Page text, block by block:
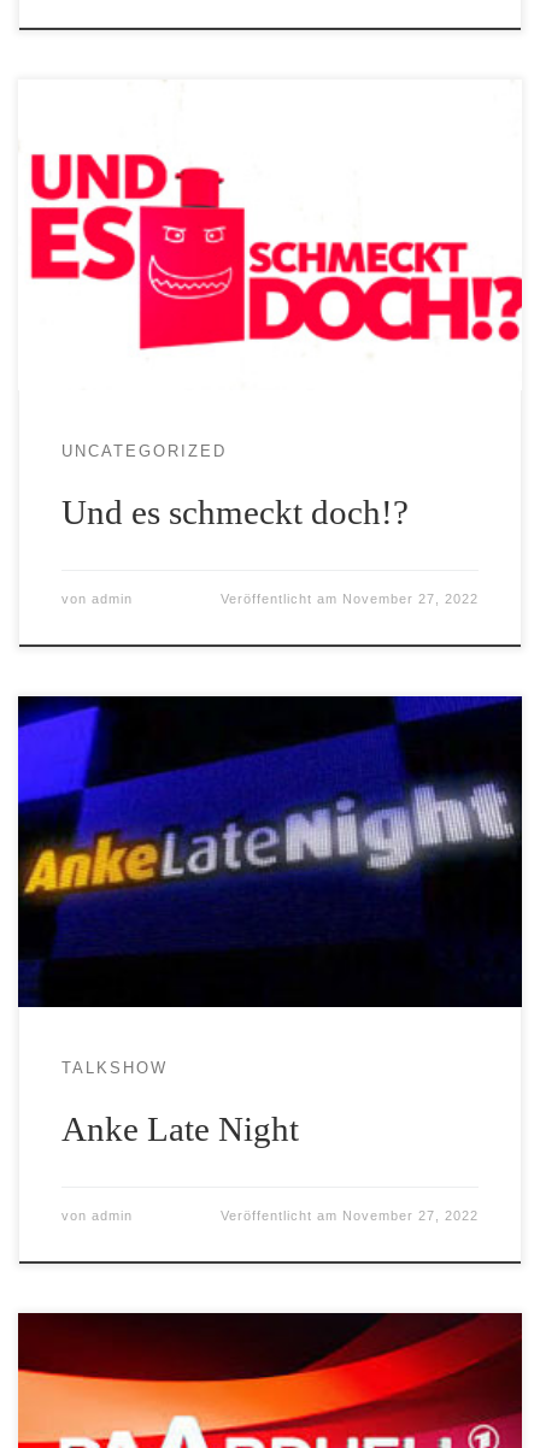
UNCATEGORIZED
Und es schmeckt doch!?
von admin Veröffentlicht am November 27, 2022
TALKSHOW
Anke Late Night
von admin Veröffentlicht am November 27, 2022